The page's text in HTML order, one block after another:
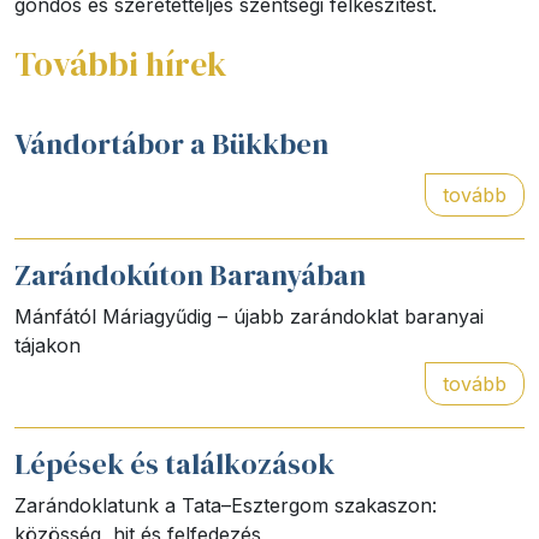
További hírek
Vándortábor a Bükkben
tovább
Zarándokúton Baranyában
Mánfától Máriagyűdig – újabb zarándoklat baranyai
tájakon
tovább
Lépések és találkozások
Zarándoklatunk a Tata–Esztergom szakaszon:
közösség, hit és felfedezés